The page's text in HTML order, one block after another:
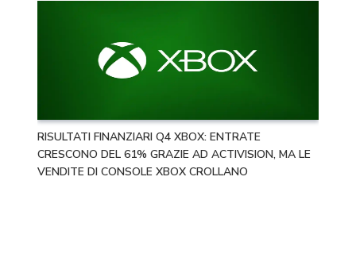
RISULTATI FINANZIARI Q4 XBOX: ENTRATE
CRESCONO DEL 61% GRAZIE AD ACTIVISION, MA LE
VENDITE DI CONSOLE XBOX CROLLANO